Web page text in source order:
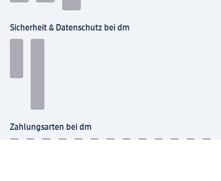
Sicherheit & Datenschutz bei dm
Zahlungsarten bei dm